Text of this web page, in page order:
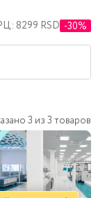
8299 RSD -30%
3 из 3 товаров